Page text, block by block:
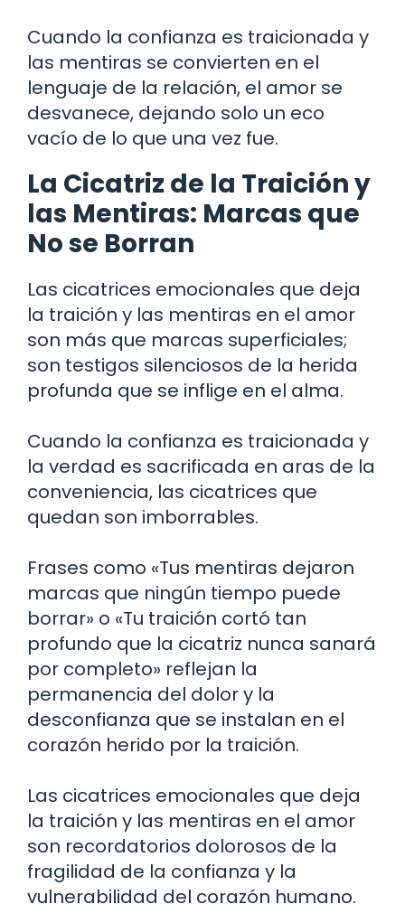
Cuando la confianza es traicionada y
las mentiras se convierten en el
lenguaje de la relación, el amor se
desvanece, dejando solo un eco
vacío de lo que una vez fue.
La Cicatriz de la Traición y
las Mentiras: Marcas que
No se Borran
Las cicatrices emocionales que deja
la traición y las mentiras en el amor
son más que marcas superficiales;
son testigos silenciosos de la herida
profunda que se inflige en el alma.
Cuando la confianza es traicionada y
la verdad es sacrificada en aras de la
conveniencia, las cicatrices que
quedan son imborrables.
Frases como «Tus mentiras dejaron
marcas que ningún tiempo puede
borrar» o «Tu traición cortó tan
profundo que la cicatriz nunca sanará
por completo» reflejan la
permanencia del dolor y la
desconfianza que se instalan en el
corazón herido por la traición.
Las cicatrices emocionales que deja
la traición y las mentiras en el amor
son recordatorios dolorosos de la
fragilidad de la confianza y la
vulnerabilidad del corazón humano.